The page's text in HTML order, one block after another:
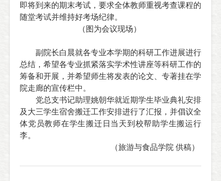
即将到来的期末考试，要求全体教师重视考查课程的
随堂考试并维持好考场纪律。
（图为会议现场）
副院长白晨就各专业本学期的科研工作进展进行
总结，希望各专业抓紧落实学术性讲座等科研工作的
筹备和开展，并希望师生将发表的论文、专著挂在学
院走廊的宣传栏中。
党总支书记助理姚朝华就近期学生毕业典礼安排
及大三学生宿舍搬迁工作安排进行了汇报，并倡议全
体党员教师在学生搬迁日当天到校帮助学生搬运行
李。
（旅游与食品学院 供稿）